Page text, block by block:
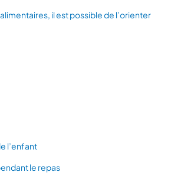
il est possible de l’orienter
l’enfant
le repas